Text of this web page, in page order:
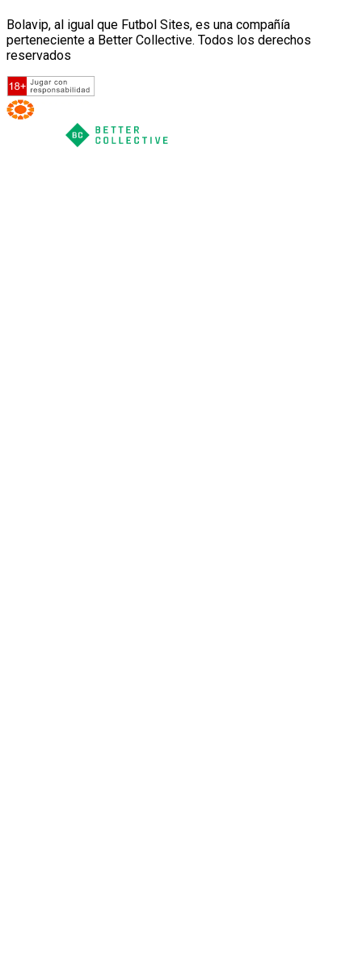
Bolavip, al igual que Futbol Sites, es una compañía
perteneciente a Better Collective. Todos los derechos
reservados